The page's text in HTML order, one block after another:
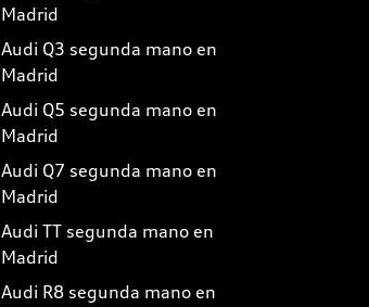
Madrid
Audi Q3 segunda mano en
Madrid
Audi Q5 segunda mano en
Madrid
Audi Q7 segunda mano en
Madrid
Audi TT segunda mano en
Madrid
Audi R8 segunda mano en